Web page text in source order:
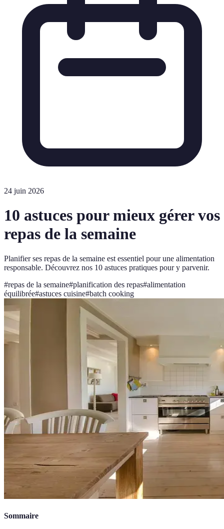
24 juin 2026
10 astuces pour mieux gérer vos
repas de la semaine
Planifier ses repas de la semaine est essentiel pour une alimentation
responsable. Découvrez nos 10 astuces pratiques pour y parvenir.
#repas de la semaine#planification des repas#alimentation
équilibrée#astuces cuisine#batch cooking
Sommaire